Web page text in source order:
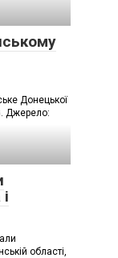
Донецької
Джерело:
області,